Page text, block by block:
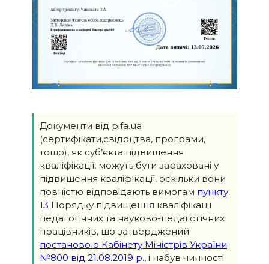
Документи від pifa.ua
(сертифікати,свідоцтва, програми,
тощо), як суб’єкта підвищення
кваліфікації, можуть бути зараховані у
підвищення кваліфікації, оскільки вони
повністю відповідають вимогам пункту
13 Порядку підвищення кваліфікації
педагогічних та науково-педагогічних
працівників, що затверджений
постановою Кабінету Міністрів України
№800 від 21.08.2019 р., і набув чинності